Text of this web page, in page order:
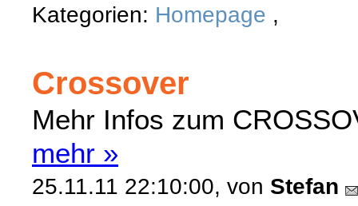
Kategorien: Homepage ,
Crossover
Mehr Infos zum
mehr »
25.11.11 22:10:00, von Stefan